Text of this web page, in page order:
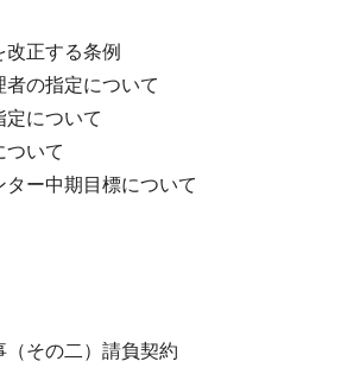
正する条例
の指定について
について
ついて
ー中期目標について
その二）請負契約